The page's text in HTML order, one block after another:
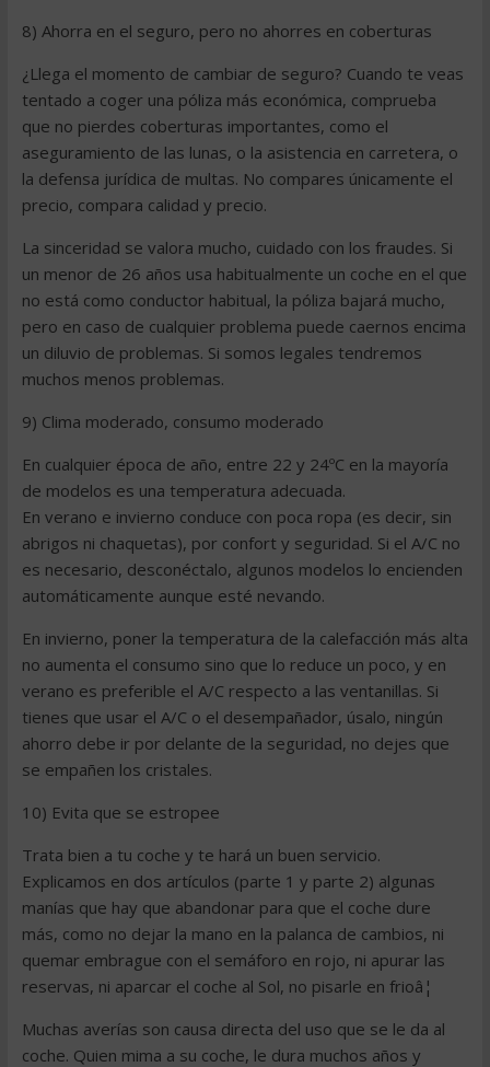
8) Ahorra en el seguro, pero no ahorres en coberturas
¿Llega el momento de cambiar de seguro? Cuando te veas
tentado a coger una póliza más económica, comprueba
que no pierdes coberturas importantes, como el
aseguramiento de las lunas, o la asistencia en carretera, o
la defensa jurídica de multas. No compares únicamente el
precio, compara calidad y precio.
La sinceridad se valora mucho, cuidado con los fraudes. Si
un menor de 26 años usa habitualmente un coche en el que
no está como conductor habitual, la póliza bajará mucho,
pero en caso de cualquier problema puede caernos encima
un diluvio de problemas. Si somos legales tendremos
muchos menos problemas.
9) Clima moderado, consumo moderado
En cualquier época de año, entre 22 y 24ºC en la mayoría
de modelos es una temperatura adecuada.
En verano e invierno conduce con poca ropa (es decir, sin
abrigos ni chaquetas), por confort y seguridad. Si el A/C no
es necesario, desconéctalo, algunos modelos lo encienden
automáticamente aunque esté nevando.
En invierno, poner la temperatura de la calefacción más alta
no aumenta el consumo sino que lo reduce un poco, y en
verano es preferible el A/C respecto a las ventanillas. Si
tienes que usar el A/C o el desempañador, úsalo, ningún
ahorro debe ir por delante de la seguridad, no dejes que
se empañen los cristales.
10) Evita que se estropee
Trata bien a tu coche y te hará un buen servicio.
Explicamos en dos artículos (parte 1 y parte 2) algunas
manías que hay que abandonar para que el coche dure
más, como no dejar la mano en la palanca de cambios, ni
quemar embrague con el semáforo en rojo, ni apurar las
reservas, ni aparcar el coche al Sol, no pisarle en frioâ¦
Muchas averías son causa directa del uso que se le da al
coche. Quien mima a su coche, le dura muchos años y